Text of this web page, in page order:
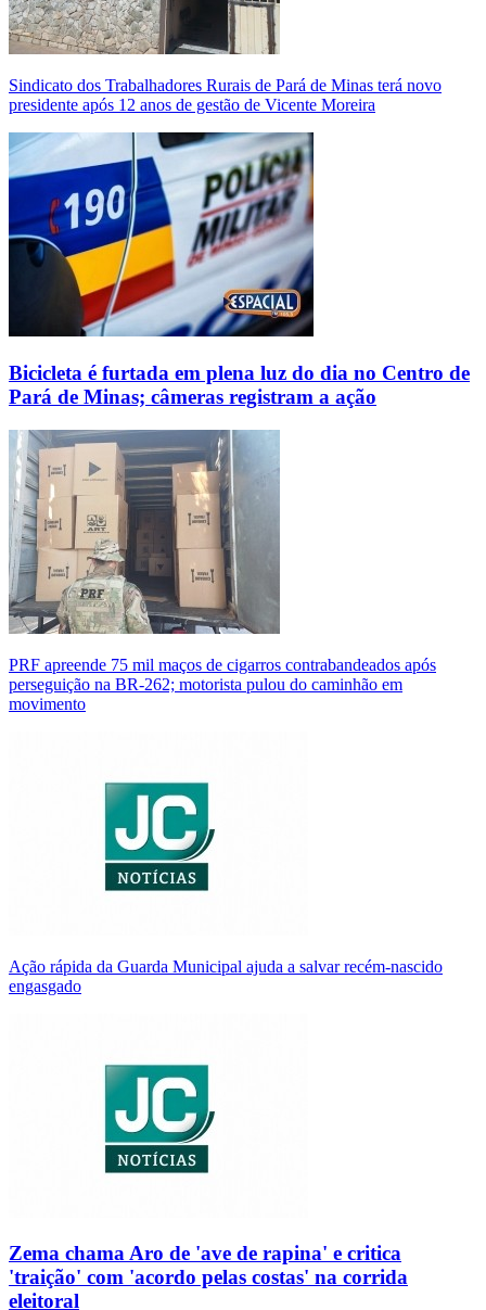
Sindicato dos Trabalhadores Rurais de Pará de Minas terá novo
presidente após 12 anos de gestão de Vicente Moreira
Bicicleta é furtada em plena luz do dia no Centro de
Pará de Minas; câmeras registram a ação
PRF apreende 75 mil maços de cigarros contrabandeados após
perseguição na BR-262; motorista pulou do caminhão em
movimento
Ação rápida da Guarda Municipal ajuda a salvar recém-nascido
engasgado
Zema chama Aro de 'ave de rapina' e critica
'traição' com 'acordo pelas costas' na corrida
eleitoral